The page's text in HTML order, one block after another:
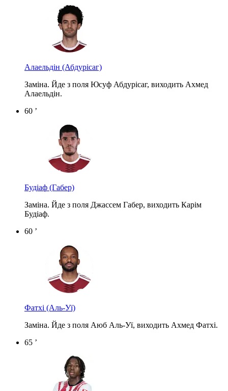
Алаельдін (Абдурісаг)
Заміна. Йде з поля Юсуф Абдурісаг, виходить Ахмед
Алаельдін.
60 ’
Будіаф (Габер)
Заміна. Йде з поля Джассем Габер, виходить Карім
Будіаф.
60 ’
Фатхі (Аль-Уї)
Заміна. Йде з поля Аюб Аль-Уї, виходить Ахмед Фатхі.
65 ’